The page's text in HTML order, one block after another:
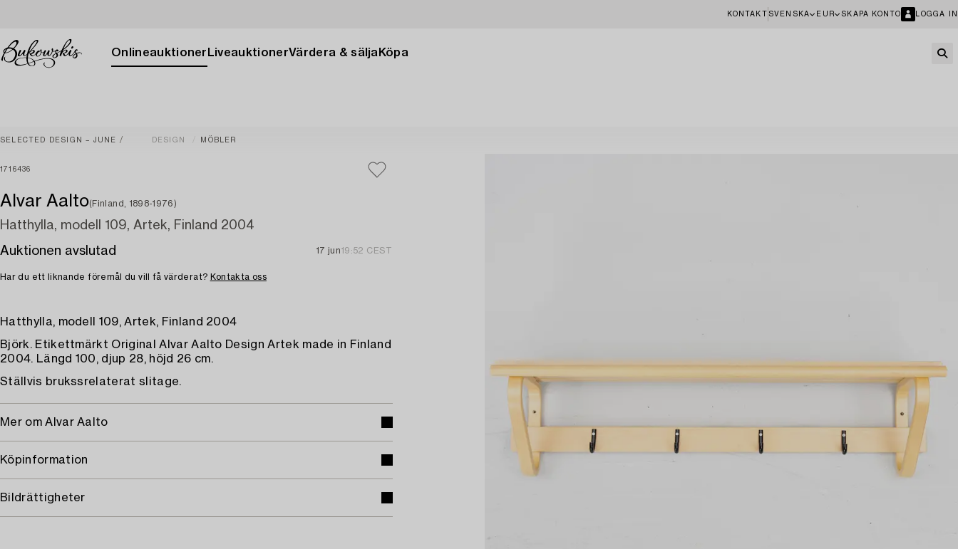
KONTAKT SVENSKA EUR SKAPA KONTO LOGGA IN
Onlineauktioner LiveauktionerVärdera & sälja Köpa
SELECTED DESIGN – JUNE DESIGN MÖBLER
1716436
Alvar Aalto(Finland, 1898-1976)
Hatthylla, modell 109, Artek, Finland 2004
Auktionen avslutad
17 jun19:52 CEST
Har du ett liknande föremål du vill få värderat? Kontakta oss
Hatthylla, modell 109, Artek, Finland 2004
Björk. Etikettmärkt Original Alvar Aalto Design Artek made in Finland
2004. Längd 100, djup 28, höjd 26 cm.
Ställvis brukssrelaterat slitage.
Mer om Alvar Aalto
Köpinformation
Bildrättigheter